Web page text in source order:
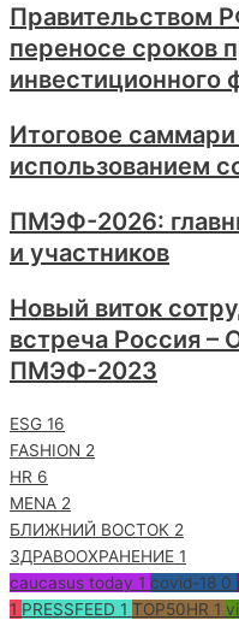
Правительством
переносе сроков
инвестиционного
Итоговое
использованием
ПМЭФ-2026:
и участников
Новый виток
встреча Россия –
ПМЭФ-2023
ESG 16
FASHION 2
HR 6
MENA 2
БЛИЖНИЙ ВОСТОК 2
ЗДРАВООХРАНЕНИЕ 1
caucasus today 1 covid-18 0
1 PRESSFEED 1 TOP50HR 1